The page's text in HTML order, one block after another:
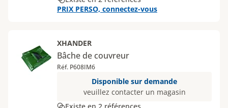
PRIX PERSO, connectez-vous
XHANDER
Bâche de couvreur
Réf. P608IM6
Disponible sur demande
veuillez contacter un magasin